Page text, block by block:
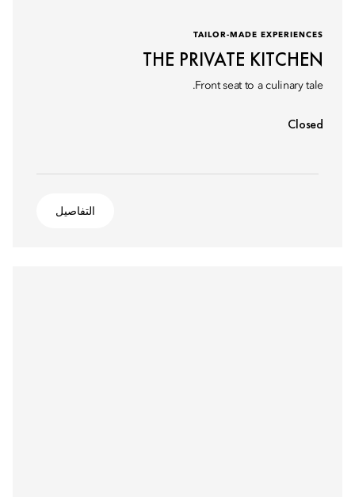
TAILOR-MADE EXPERIENCES
THE PRIVATE KITCHEN
Front seat to a culinary tale.
Closed
التفاصيل